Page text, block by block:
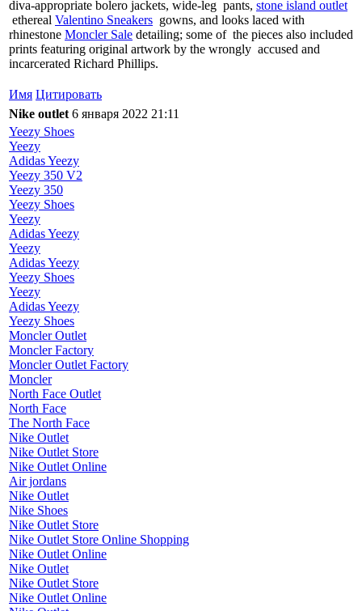
diva-appropriate bolero jackets, wide-leg pants, stone island outlet
ethereal Valentino Sneakers gowns, and looks laced with
rhinestone Moncler Sale detailing; some of the pieces also included
prints featuring original artwork by the wrongly accused and
incarcerated Richard Phillips.
Имя Цитировать
Nike outlet 6 января 2022 21:11
Yeezy Shoes
Yeezy
Adidas Yeezy
Yeezy 350 V2
Yeezy 350
Yeezy Shoes
Yeezy
Adidas Yeezy
Yeezy
Adidas Yeezy
Yeezy Shoes
Yeezy
Adidas Yeezy
Yeezy Shoes
Moncler Outlet
Moncler Factory
Moncler Outlet Factory
Moncler
North Face Outlet
North Face
The North Face
Nike Outlet
Nike Outlet Store
Nike Outlet Online
Air jordans
Nike Outlet
Nike Shoes
Nike Outlet Store
Nike Outlet Store Online Shopping
Nike Outlet Online
Nike Outlet
Nike Outlet Store
Nike Outlet Online